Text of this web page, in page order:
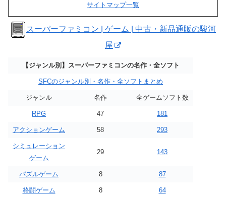
サイトマップ一覧
スーパーファミコン | ゲーム | 中古・新品通販の駿河
屋
【ジャンル別】スーパーファミコンの名作・全ソフト
SFCのジャンル別・名作・全ソフトまとめ
ジャンル 名作 全ゲームソフト数
RPG 47 181
アクションゲーム 58 293
シミュレーション
ゲーム
29 143
パズルゲーム 8 87
格闘ゲーム 8 64